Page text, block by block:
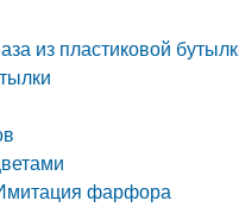
из пластиковой
фарфора